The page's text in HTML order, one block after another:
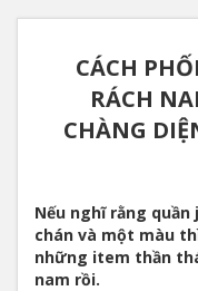
CÁCH
RÁCH
CHÀNG
Nếu nghĩ rằng
chán và một màu
những item thần
nam rồi.